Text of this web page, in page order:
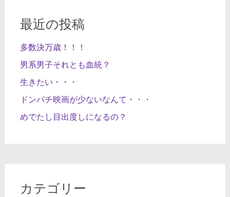
最近の投稿
多数決万歳！！！
男系男子それとも血統？
生きたい・・・
ドンパチ映画が少ないなんて・・・
めでたし目出度しになるの？
カテゴリー